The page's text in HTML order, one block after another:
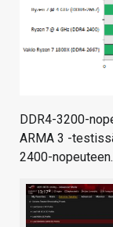
DDR4-3200-
ARMA 3 -
2400-nopeuteen.